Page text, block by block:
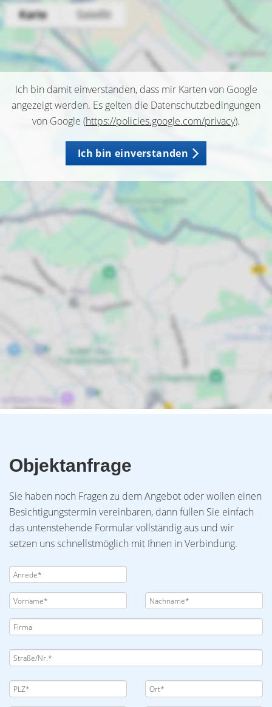
Ich bin damit einverstanden, dass mir Karten von Google
angezeigt werden. Es gelten die Datenschutzbedingungen
von Google (https://policies.google.com/privacy).
Ich bin einverstanden
Objektanfrage
Sie haben noch Fragen zu dem Angebot oder wollen einen
Besichtigungstermin vereinbaren, dann füllen Sie einfach
das untenstehende Formular vollständig aus und wir
setzen uns schnellstmöglich mit Ihnen in Verbindung.